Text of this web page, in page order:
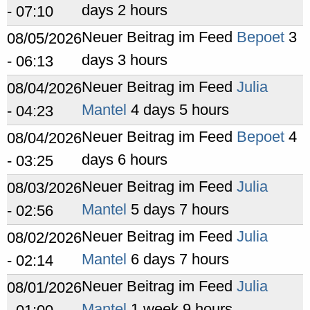
- 07:10
days 2 hours
08/05/2026
- 06:13
Neuer Beitrag im Feed Bepoet 3
days 3 hours
08/04/2026
- 04:23
Neuer Beitrag im Feed Julia
Mantel 4 days 5 hours
08/04/2026
- 03:25
Neuer Beitrag im Feed Bepoet 4
days 6 hours
08/03/2026
- 02:56
Neuer Beitrag im Feed Julia
Mantel 5 days 7 hours
08/02/2026
- 02:14
Neuer Beitrag im Feed Julia
Mantel 6 days 7 hours
08/01/2026Neuer Beitrag im Feed Julia